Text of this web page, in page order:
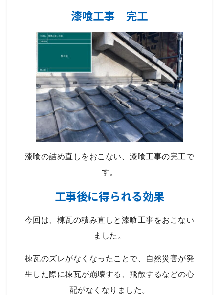
漆喰工事 完工
漆喰の詰め直しをおこない、漆喰工事の完工で
す。
工事後に得られる効果
今回は、棟瓦の積み直しと漆喰工事をおこない
ました。
棟瓦のズレがなくなったことで、自然災害が発
生した際に棟瓦が崩壊する、飛散するなどの心
配がなくなりました。